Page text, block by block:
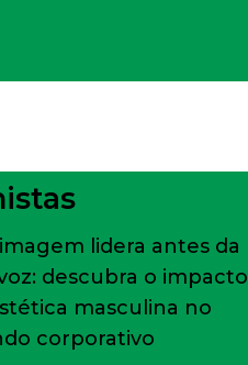
lidera antes da
descubra o impacto
masculina no
corporativo